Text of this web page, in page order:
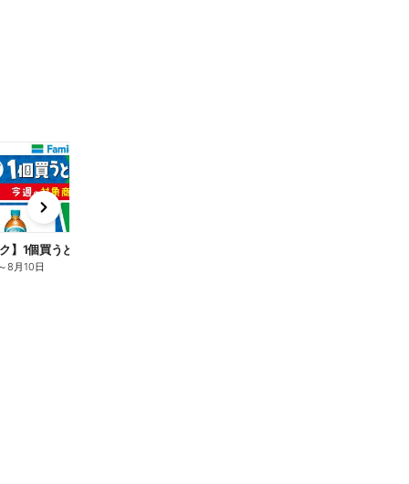
ク】1個買うと1個もらえる/麦茶
～8月10日
e
x
t